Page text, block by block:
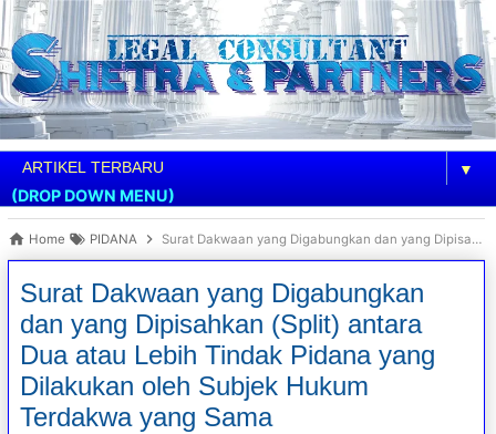
▼
(DROP DOWN MENU)
Home PIDANA Surat Dakwaan yang Digabungkan dan yang Dipisahkan (Split) antara Dua atau Lebih Tindak Pidana yang Dilakukan oleh Subjek Hukum Terdakwa yang Sama
Surat Dakwaan yang Digabungkan
dan yang Dipisahkan (Split) antara
Dua atau Lebih Tindak Pidana yang
Dilakukan oleh Subjek Hukum
Terdakwa yang Sama